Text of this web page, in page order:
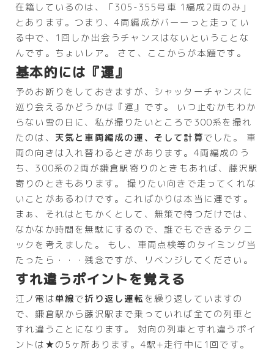
在籍しているのは、「305-355号⾞ 1編成2両のみ」
とあります。つまり、4両編成がバーーっと走ってい
る中で、1回しか出会うチャンスはないということな
んです。ちょいレア。 さて、ここからが本題です。
基本的には『運』
予めお断りをしておきますが、シャッターチャンスに
巡り会えるかどうかは『運』です。 いつ止むかもわか
らない雪の日に、私が撮りたいところで300系を撮れ
たのは、 天気と車両編成の運、そして計算でした。 車
両の向きは入れ替わるときがあります。4両編成のう
ち、300系の2両が鎌倉駅寄りのときもあれば、藤沢駅
寄りのときもあります。 撮りたい向きで走ってくれな
いことがあるわけです。こればかりは本当に運です。
まぁ、それはともかくとして、無策で待つだけでは、
なかなか時間を無駄にするので、誰でもできるテクニ
ックを考えました。 もし、車両点検等のタイミング当
たったら・・・残念ですが、リベンジしてください。
すれ違うポイントを覚える
江ノ電は単線で折り返し運転を繰り返していますの
で、鎌倉駅から藤沢駅まで乗っていれば全ての列車と
すれ違うことになります。 対向の列車とすれ違うポイ
ントは★の5ヶ所あります。4駅+走行中に1回です。